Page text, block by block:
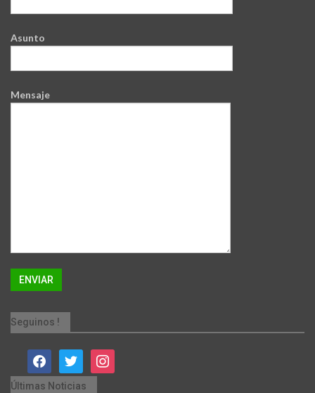
Asunto
Mensaje
Seguinos !
facebooktwitter instagram
Últimas Noticias